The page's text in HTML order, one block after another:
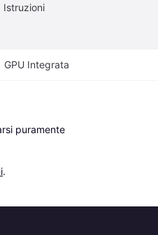
Istruzioni
GPU Integrata
puramente
.